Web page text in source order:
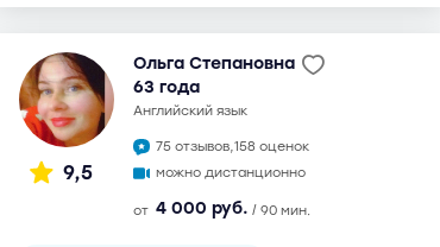
9,5
Ольга Степановна
63 года
английский язык
75 отзывов,158 оценок
можно дистанционно
от 4 000 руб. / 90 мин.